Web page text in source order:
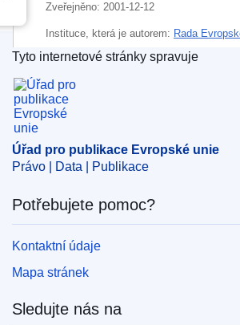
Zveřejněno: 2001-12-12
Instituce, která je autorem: Rada
,Úřad Evropské unie pro duševní
CELEX : 32002R0006
OJ : JOL_2002_003_R_0001_01
Úřad pro publikace Evropské
Tyto internetové stránky spravuje
Úřad pro publikace Evropské unie
Právo | Data | Publikace
Potřebujete pomoc?
Kontaktní údaje
Mapa stránek
Sledujte nás na